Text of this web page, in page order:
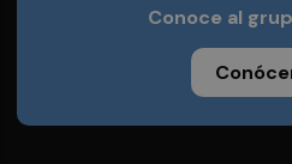
Conoce al